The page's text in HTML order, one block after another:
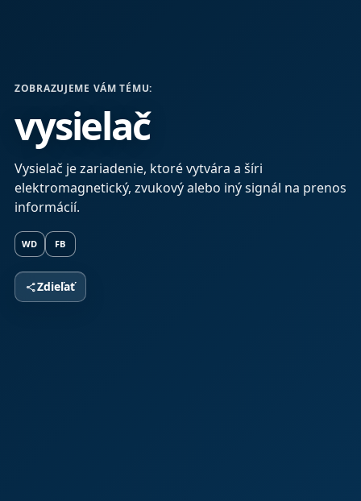
ZOBRAZUJEME VÁM TÉMU:
vysielač
Vysielač je zariadenie, ktoré vytvára a šíri
elektromagnetický, zvukový alebo iný signál na prenos
informácií.
WD FB
shareZdieľať